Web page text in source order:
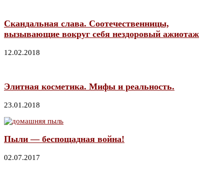
Скандальная слава. Соотечественницы,
вызывающие вокруг себя нездоровый ажиотаж
12.02.2018
Элитная косметика. Мифы и реальность.
23.01.2018
Пыли — беспощадная война!
02.07.2017